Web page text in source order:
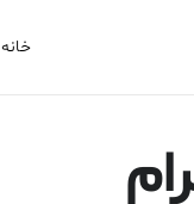
خانه